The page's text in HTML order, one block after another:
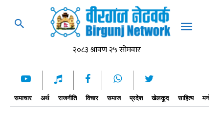
समाचार अर्थ राजनीति विचार समाज प्रदेश खेलकूद साहित्य